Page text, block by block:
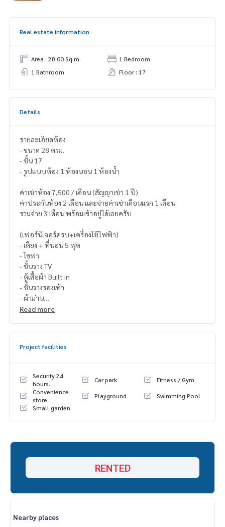
Real estate information
Area : 28.00 Sq.m.
1 Bedroom
1 Bathroom
Floor : 17
Details
รายละเอียดห้อง
- ขนาด 28 ตรม.
- ชั้น 17
- รูปแบบห้อง 1 ห้องนอน 1 ห้องน้ำ
ค่าเช่าห้อง 7,500 / เดือน (สัญญาเช่า 1 ปี)
ค่าประกันห้อง 2 เดือน และจ่ายค่าเช่าเดือนแรก 1 เดือน
รวมจ่าย 3 เดือน พร้อมเข้าอยู่ได้เลยครับ
(เฟอร์นิเจอร์ครบ+เครื่องใช้ไฟฟ้า)
- เตียง + ที่นอน 5 ฟุต
- โซฟา
- ชั้นวาง TV
- ตู้เสื้อผ้า Built in
- ชั้นวางรองเท้า
- ผ้าม่าน
- เคาน์เตอร์ครัว Built in
- เตาไมโครเวฟ
Read more
Project facilities
Security 24
hours.
Car park
Fitness / Gym
Convenience
store
Playground
Swimming Pool
Small garden
RENTED
Nearby places